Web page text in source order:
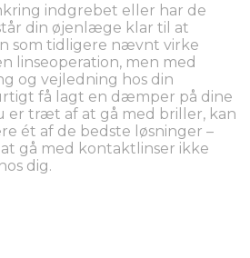
indgrebet eller har de
din øjenlæge klar til at
som tidligere nævnt virke
linseoperation, men med
og vejledning hos din
få lagt en dæmper på dine
er træt af at gå med briller, kan
ét af de bedste løsninger –
gå med kontaktlinser ikke
dig.